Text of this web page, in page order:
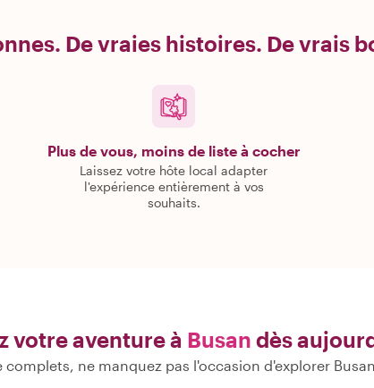
De vraies histoires. De vrais
Plus de vous, moins de liste à cocher
Laissez votre hôte local adapter
l'expérience entièrement à vos
souhaits.
votre aventure à Busan dès
ne manquez pas l'occasion d'explorer